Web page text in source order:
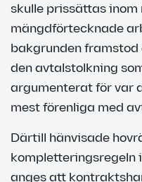
skulle prissättas inom
mängdförtecknade
bakgrunden
den avtalstolkning
argumenterat för var
mest förenliga med
Därtill hänvisade
kompletteringsregeln
anges att